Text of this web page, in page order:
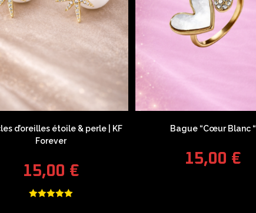
d’oreilles étoile & perle | KF
Forever
15,00 €
Bague “Cœur Blanc “
15,00 €